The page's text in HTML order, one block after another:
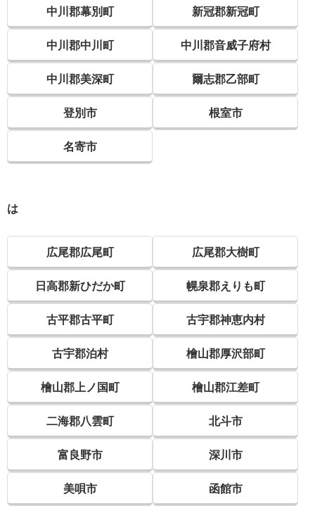
中川郡幕別町 新冠郡新冠町
中川郡中川町 中川郡音威子府村
中川郡美深町 爾志郡乙部町
登別市 根室市
名寄市
は
広尾郡広尾町 広尾郡大樹町
日高郡新ひだか町 幌泉郡えりも町
古平郡古平町 古宇郡神恵内村
古宇郡泊村 檜山郡厚沢部町
檜山郡上ノ国町 檜山郡江差町
二海郡八雲町 北斗市
富良野市 深川市
美唄市 函館市